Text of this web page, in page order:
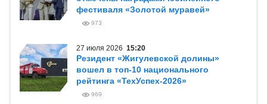
фестиваля «Золотой муравей»
973
27 июля 2026 15:20
Резидент «Жигулевской долины»
вошел в топ-10 национального
рейтинга «ТехУспех-2026»
969